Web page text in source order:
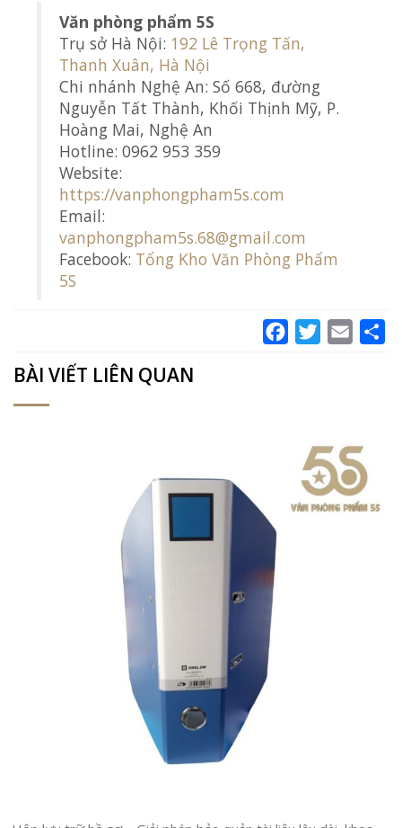
Văn phòng phẩm 5S
Trụ sở Hà Nội: 192 Lê Trọng Tấn,
Thanh Xuân, Hà Nội
Chi nhánh Nghệ An: Số 668, đường
Nguyễn Tất Thành, Khối Thịnh Mỹ, P.
Hoàng Mai, Nghệ An
Hotline: 0962 953 359
Website:
https://vanphongpham5s.com
Email:
vanphongpham5s.68@gmail.com
Facebook: Tổng Kho Văn Phòng Phẩm
5S
FacebookTwitterEmail
BÀI VIẾT LIÊN QUAN